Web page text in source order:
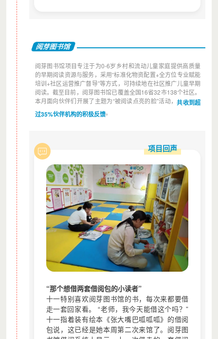
加入爱阅月捐，您可以获得定制电子
捐赠证书，定期收到爱阅公益项目执
行反馈以及年度报告！
孩子的未来与我们息息相关，
您的定期捐赠，
可以让更多孩子读上高品质童书，
将世界放到孩子的书架上。
爱阅公益基金会简介：
深圳市爱阅公益基金会于2010年注册成立，已在0-12岁儿童阅
读推广领域深耕15年。基金会以“让每一个孩子享受阅读的乐
趣，成为终身阅读者”为使命，以“高品质儿童阅读推动美好未来”
为愿景，通过倡导、研究、执行和资助项目推动儿童阅读的发
展。
如何获取捐赠票据？
深圳市社会公益基金会为捐赠用户开具电子捐赠票据，如需
捐赠票据请在捐赠时勾选需要“电子票据”，并按照页面提示
填写信息。我们会在每个自然年年底将捐赠票据发送至您预
留的邮箱，请及时查看和下载捐赠票据。
如有疑问，请电话联系0755-25595900或邮件至
project@szscf.org.cn（工作日时间9:30-12:00,14:00-
18:00），感谢您信任与理解。
阅芽图书馆
阅芽图书馆项目专注于为0-6岁乡村和流动儿童家庭提供高质量
的早期阅读资源与服务，采用“标准化物资配置+全方位专业赋能
培训+社区运营推广督导”等方式，可持续地在社区推广儿童早期
阅读。截至目前，阅芽图书馆已覆盖全国16省32市138个社区。
本月面向伙伴们开展了主题为“被阅读点亮的脸”活动，共收到超
过35%伙伴机构的积极反馈。
项目回声
“那个想借两套借阅包的小读者”
十一特别喜欢阅芽图书馆的书，每次来都要借
走一套回家看。 “老师，我今天能借这个吗？”
十一指着装有绘本《张大嘴巴呱呱呱》的借阅
包说，这已经是她本周第二次来馆了。阅芽图